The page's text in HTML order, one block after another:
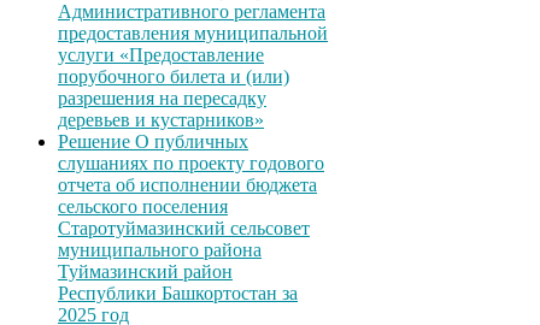
Административного регламента
предоставления муниципальной
услуги «Предоставление
порубочного билета и (или)
разрешения на пересадку
деревьев и кустарников»
Решение О публичных
слушаниях по проекту годового
отчета об исполнении бюджета
сельского поселения
Старотуймазинский сельсовет
муниципального района
Туймазинский район
Республики Башкортостан за
2025 год